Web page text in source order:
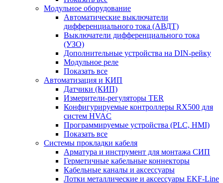
Модульное оборудование
Автоматические выключатели
дифференциального тока (АВДТ)
Выключатели дифференциального тока
(УЗО)
Дополнительные устройства на DIN-рейку
Модульное реле
Показать все
Автоматизация и КИП
Датчики (КИП)
Измерители-регуляторы TER
Конфигурируемые контроллеры RX500 для
систем HVAC
Программируемые устройства (PLC, HMI)
Показать все
Системы прокладки кабеля
Арматура и инструмент для монтажа СИП
Герметичные кабельные коннекторы
Кабельные каналы и аксессуары
Лотки металлические и аксессуары EKF-Line